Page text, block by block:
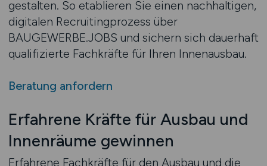
gestalten. So etablieren Sie einen nachhaltigen,
digitalen Recruiting­prozess über
BAUGEWERBE.JOBS und sichern sich dauerhaft
qualifizierte Fachkräfte für Ihren Innenausbau.
Beratung anfordern
Erfahrene Kräfte für Ausbau und
Innenräume gewinnen
Erfahrene Fachkräfte für den Ausbau und die